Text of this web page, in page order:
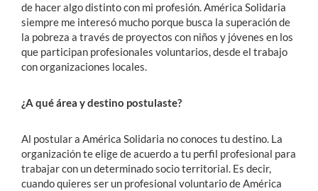
de hacer algo distinto con mi profesión. América Solidaria
siempre me interesó mucho porque busca la superación de
la pobreza a través de proyectos con niños y jóvenes en los
que participan profesionales voluntarios, desde el trabajo
con organizaciones locales.
¿A qué área y destino postulaste?
Al postular a América Solidaria no conoces tu destino. La
organización te elige de acuerdo a tu perfil profesional para
trabajar con un determinado socio territorial. Es decir,
cuando quieres ser un profesional voluntario de América